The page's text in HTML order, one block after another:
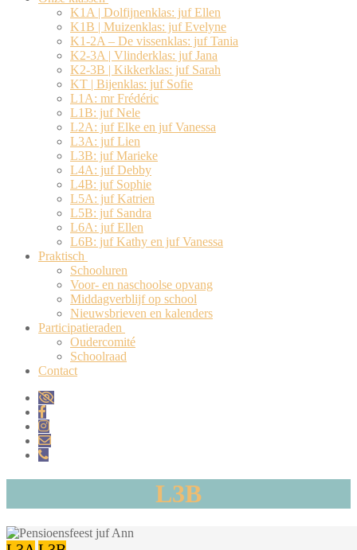
K1A | Dolfijnenklas: juf Ellen
K1B | Muizenklas: juf Evelyne
K1-2A – De vissenklas: juf Tania
K2-3A | Vlinderklas: juf Jana
K2-3B | Kikkerklas: juf Sarah
KT | Bijenklas: juf Sofie
L1A: mr Frédéric
L1B: juf Nele
L2A: juf Elke en juf Vanessa
L3A: juf Lien
L3B: juf Marieke
L4A: juf Debby
L4B: juf Sophie
L5A: juf Katrien
L5B: juf Sandra
L6A: juf Ellen
L6B: juf Kathy en juf Vanessa
Praktisch
Schooluren
Voor- en naschoolse opvang
Middagverblijf op school
Nieuwsbrieven en kalenders
Participatieraden
Oudercomité
Schoolraad
Contact
L3B